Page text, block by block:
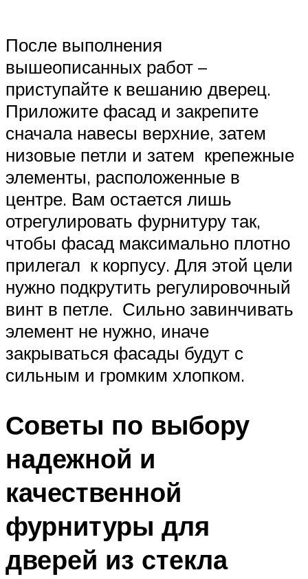
После выполнения
вышеописанных работ –
приступайте к вешанию дверец.
Приложите фасад и закрепите
сначала навесы верхние, затем
низовые петли и затем крепежные
элементы, расположенные в
центре. Вам остается лишь
отрегулировать фурнитуру так,
чтобы фасад максимально плотно
прилегал к корпусу. Для этой цели
нужно подкрутить регулировочный
винт в петле. Сильно завинчивать
элемент не нужно, иначе
закрываться фасады будут с
сильным и громким хлопком.
Советы по выбору
надежной и
качественной
фурнитуры для
дверей из стекла